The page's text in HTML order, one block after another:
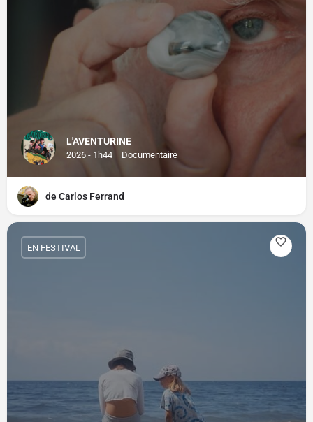
L'AVENTURINE
2026 - 1h44 Documentaire
de Carlos Ferrand
EN FESTIVAL